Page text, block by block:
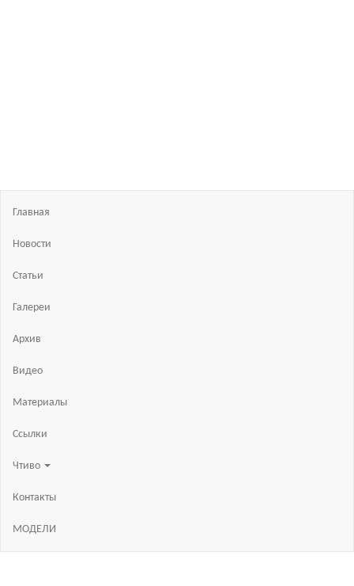
Главная
Новости
Статьи
Галереи
Архив
Видео
Материалы
Ссылки
Чтиво
Контакты
МОДЕЛИ